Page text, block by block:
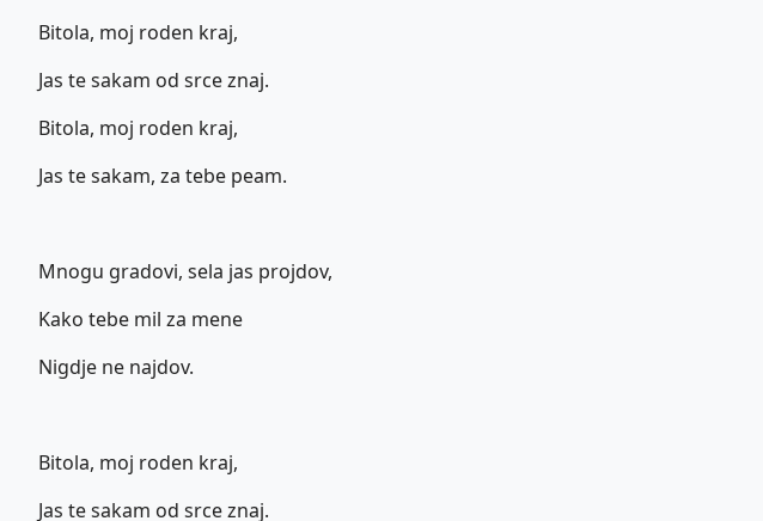
Bitola, moj roden kraj,
Jas te sakam od srce znaj.
Bitola, moj roden kraj,
Jas te sakam, za tebe peam.
Mnogu gradovi, sela jas projdov,
Kako tebe mil za mene
Nigdje ne najdov.
Bitola, moj roden kraj,
Jas te sakam od srce znaj.